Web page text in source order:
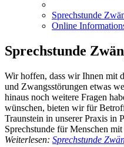
Sprechstunde
Online
Sprechstunde
Wir hoffen, dass wir Ihnen mit
und Zwangsstörungen etwas
hinaus noch weitere Fragen
wünschen, bieten wir für
Traunstein in unserer Praxis in
Sprechstunde für Menschen
Weiterlesen: Sprechstunde